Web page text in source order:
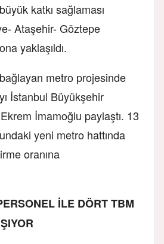
katkı sağlaması
Ataşehir- Göztepe
yaklaşıldı.
metro projesinde
İstanbul Büyükşehir
İmamoğlu paylaştı. 13
yeni metro hattında
oranına
İLE DÖRT TBM